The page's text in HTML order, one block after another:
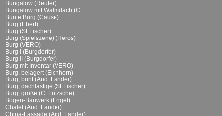
Bungalow (Reuter)
Bungalow mit Walmdach (C....
Bunte Burg (Cause)
Burg (Ebert)
Burg (SFFischer)
Burg (Spielszene) (Heros)
Burg (VERO)
Burg I (Burgdorfer)
Burg II (Burgdorfer)
Burg mit Inventar (VERO)
Burg, belagert (Eichhorn)
Burg, bunt (And. Länder)
Burg, dachlastige (SFFischer)
Burg, große (C. Fritzsche)
Bögen-Bauwerk (Engel)
Chalet (And. Länder)
China-Fassade (And. Länder)